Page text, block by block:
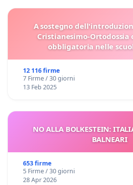
A sostegno
Cristianesimo-Ortodossia
obbligatoria nelle
12 116 firme
7 Firme / 30 giorni
13 Feb 2025
NO ALLA BOLKESTEIN:
BALNEARI
653 firme
5 Firme / 30 giorni
28 Apr 2026